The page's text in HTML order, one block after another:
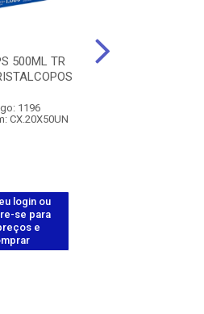
500ML TR
1196
CX.20X50UN
login ou
se para
e